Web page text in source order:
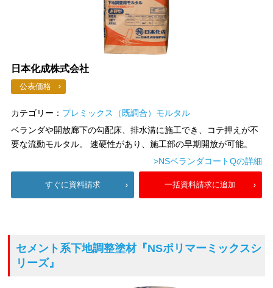
日本化成株式会社
公表価格
カテゴリー： プレミックス（既調合）モルタル
ベランダや開放廊下の勾配床、排水溝に施工でき、コテ押えが不
要な流動モルタル。 速硬性があり、施工部の早期開放が可能。
>NSベランダコートQの詳細
すぐに資料請求 一括資料請求に追加
セメント系下地調整塗材『NSポリマーミックスシ
リーズ』